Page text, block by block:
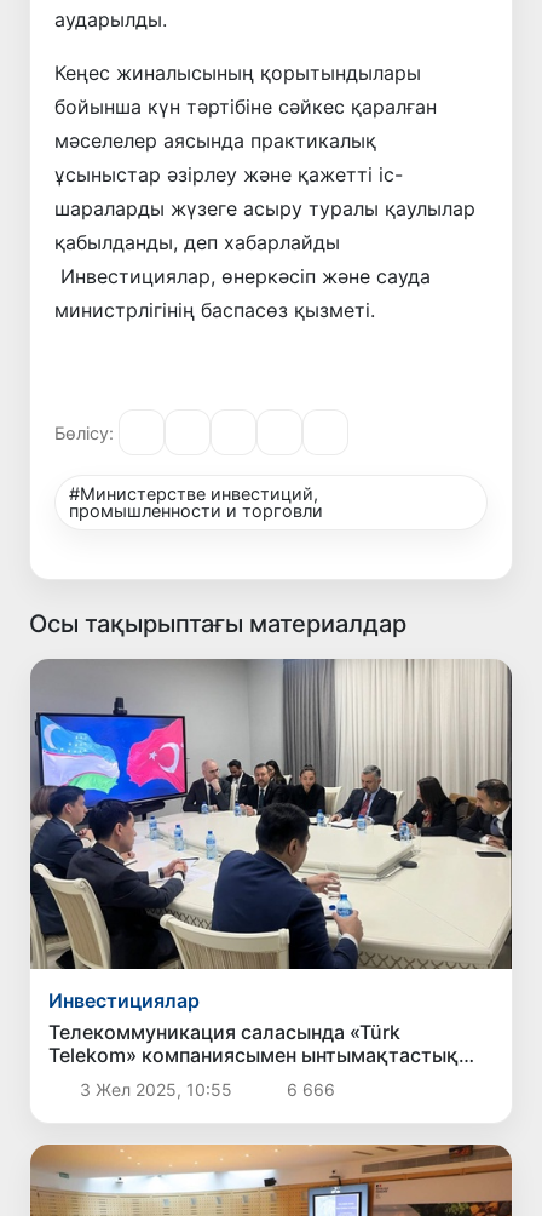
аударылды.
Кеңес жиналысының қорытындылары
бойынша күн тәртібіне сәйкес қаралған
мәселелер аясында практикалық
ұсыныстар әзірлеу және қажетті іс-
шараларды жүзеге асыру туралы қаулылар
қабылданды, деп хабарлайды
Инвестициялар, өнеркәсіп және сауда
министрлігінің баспасөз қызметі.
Бөлісу:
#Министерстве инвестиций,
промышленности и торговли
Осы тақырыптағы материалдар
Инвестициялар
Телекоммуникация саласында «Türk
Telekom» компаниясымен ынтымақтастық
кеңейтіледі
3 Жел 2025, 10:55 6 666